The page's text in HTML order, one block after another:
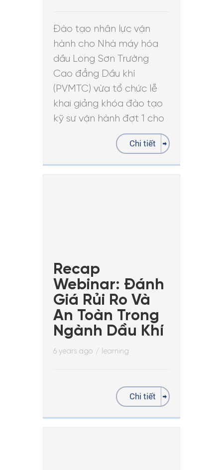
Đào tạo nhân lực vận
hành cho Nhà máy hóa
dầu Long Sơn Trường
Cao đẳng Dầu khí
(PVMTC) vừa tổ chức lễ
khai giảng khóa đào tạo
kỹ sư vận hành đợt 1 cho
Chi tiết
Recap
Webinar: Đánh
Giá Rủi Ro Và
An Toàn Trong
Ngành Dầu Khí
6 years ago / learning
Chi tiết